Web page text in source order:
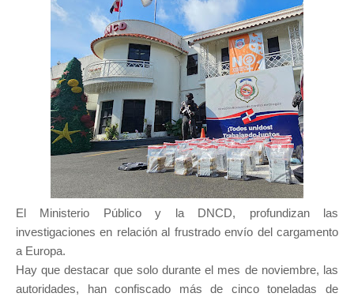
El Ministerio Público y la DNCD, profundizan las
investigaciones en relación al frustrado envío del cargamento
a Europa.
Hay que destacar que solo durante el mes de noviembre, las
autoridades, han confiscado más de cinco toneladas de